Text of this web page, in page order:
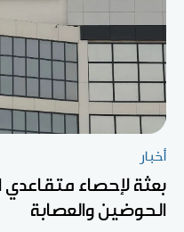
أخبار
بعثة لإحصاء
الحوضين والعصابة